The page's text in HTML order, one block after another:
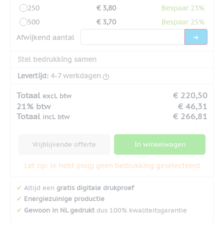
250
€ 3,80
Bespaar 23%
500
€ 3,70
Bespaar 25%
Afwijkend aantal
Stel bedrukking samen
Levertijd: 4-7 werkdagen
Totaal excl. btw
€ 220,50
21% btw
€ 46,31
Totaal incl. btw € 266,81
Vrijblijvende offerte In winkelwagen
Let op: Je hebt (nog) geen bedrukking geselecteerd
✔ Altijd een gratis digitale drukproef
✔ Energiezuinige productie
✔ Gewoon in NL gedruktdus 100% kwaliteitsgarantie